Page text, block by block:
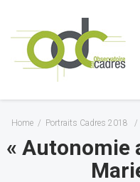
Home / Portraits Cadres 2018 /
« Autonomie